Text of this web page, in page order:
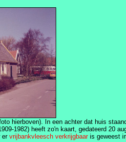
hierboven). In een achter dat huis
1982) heeft zo'n kaart, gedateerd 20
er vrijbankvleesch verkrijgbaaris geweest